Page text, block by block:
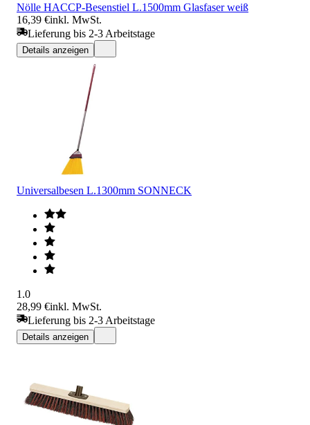
Nölle HACCP-Besenstiel L.1500mm Glasfaser weiß
16,39 €inkl. MwSt.
Lieferung bis 2-3 Arbeitstage
Details anzeigen
Universalbesen L.1300mm SONNECK
1.0
28,99 €inkl. MwSt.
Lieferung bis 2-3 Arbeitstage
Details anzeigen